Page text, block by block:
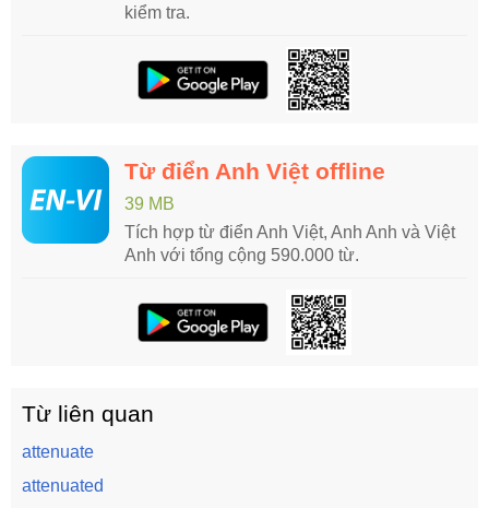
kiểm tra.
Từ điển Anh Việt offline
39 MB
Tích hợp từ điển Anh Việt, Anh Anh và Việt
Anh với tổng cộng 590.000 từ.
Từ liên quan
attenuate
attenuated